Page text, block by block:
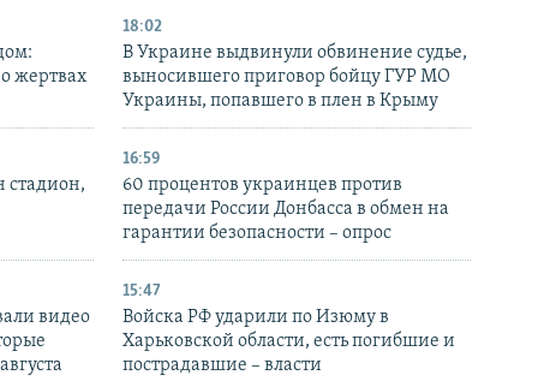
жертвах
18:02
В Украине выдвинули обвинение судье,
выносившего приговор бойцу ГУР МО
Украины, попавшего в плен в Крыму
стадион,
16:59
60 процентов украинцев против
передачи России Донбасса в обмен на
гарантии безопасности – опрос
видео
15:47
Войска РФ ударили по Изюму в
Харьковской области, есть погибшие и
пострадавшие – власти